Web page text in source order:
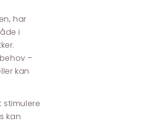
har
i
–
kan
kan